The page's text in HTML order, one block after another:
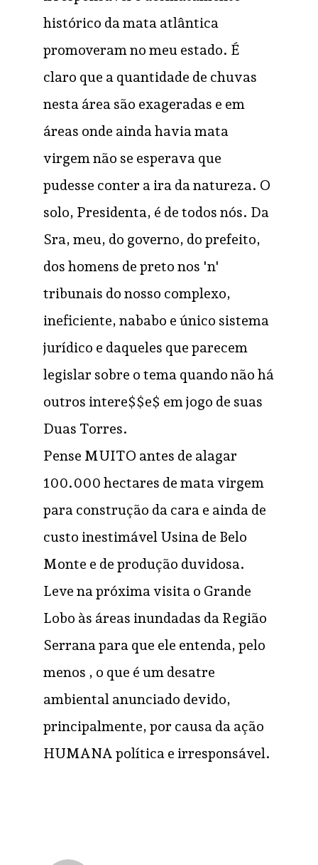
histórico da mata atlântica
promoveram no meu estado. É
claro que a quantidade de chuvas
nesta área são exageradas e em
áreas onde ainda havia mata
virgem não se esperava que
pudesse conter a ira da natureza. O
solo, Presidenta, é de todos nós. Da
Sra, meu, do governo, do prefeito,
dos homens de preto nos 'n'
tribunais do nosso complexo,
ineficiente, nababo e único sistema
jurídico e daqueles que parecem
legislar sobre o tema quando não há
outros intere$$e$ em jogo de suas
Duas Torres.
Pense MUITO antes de alagar
100.000 hectares de mata virgem
para construção da cara e ainda de
custo inestimável Usina de Belo
Monte e de produção duvidosa.
Leve na próxima visita o Grande
Lobo às áreas inundadas da Região
Serrana para que ele entenda, pelo
menos , o que é um desatre
ambiental anunciado devido,
principalmente, por causa da ação
HUMANA política e irresponsável.